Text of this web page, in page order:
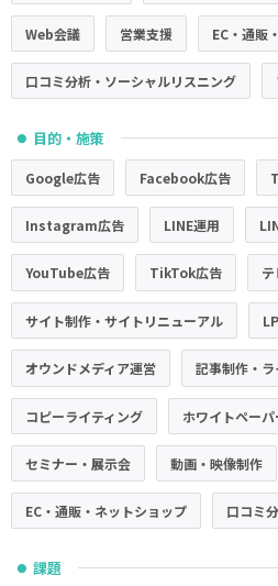
Web会議 営業支援 EC・通販
口コミ分析・ソーシャルリスニング
● 目的・施策
Google広告 Facebook広告
Instagram広告 LINE運用
YouTube広告 TikTok広告
サイト制作・サイトリニューアル
オウンドメディア運営 記事制作・
コピーライティング ホワイトペー
セミナー・展示会 動画・映像制作
EC・通販・ネットショップ 口コミ
● 課題